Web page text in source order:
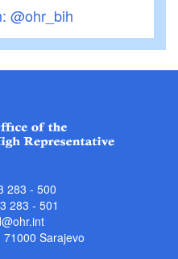
@ohr_bih
283 - 500
283 - 501
Sarajevo